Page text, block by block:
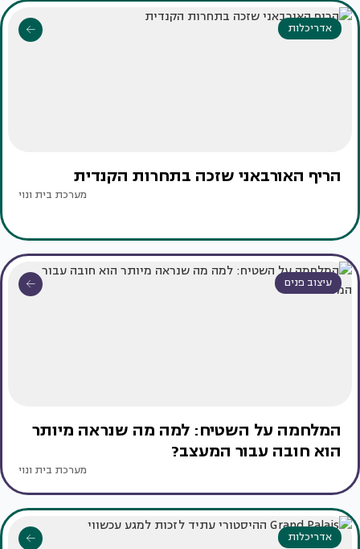
אדריכלות
הריף האורבאני שזכה בתחרות הקנדית
מערכת בית ונוי
עיצוב פנים
המלחמה על השטיח: למה מה שנראה מיותר
הוא חובה עבור המעצב?
מערכת בית ונוי
אדריכלות